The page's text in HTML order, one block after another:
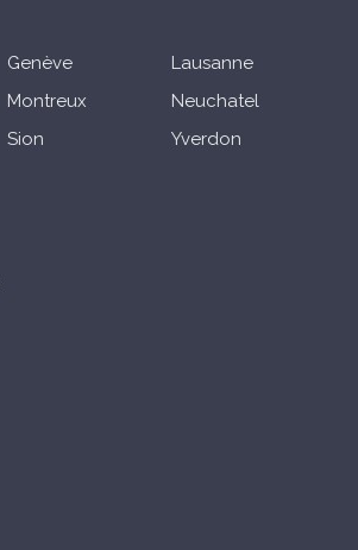
Genève
Lausanne
Montreux
Neuchatel
Sion Yverdon